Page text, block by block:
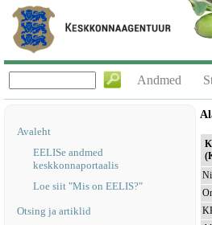
Andmed
Avaleht
EELISe andmed
keskkonnaportaalis
Loe siit "Mis on EELIS?"
Otsing ja artiklid